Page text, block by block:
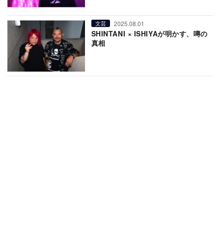
文芸 2025.08.01
SHINTANI × ISHIYAが明かす、噂の
真相